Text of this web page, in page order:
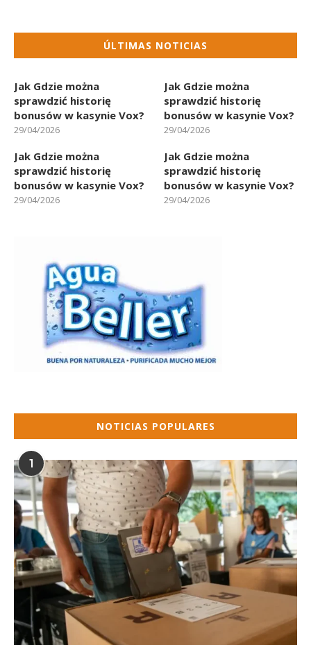
ÚLTIMAS NOTICIAS
Jak Gdzie można
sprawdzić historię
bonusów w kasynie Vox?
29/04/2026
Jak Gdzie można
sprawdzić historię
bonusów w kasynie Vox?
29/04/2026
Jak Gdzie można
sprawdzić historię
bonusów w kasynie Vox?
29/04/2026
Jak Gdzie można
sprawdzić historię
bonusów w kasynie Vox?
29/04/2026
NOTICIAS POPULARES
1